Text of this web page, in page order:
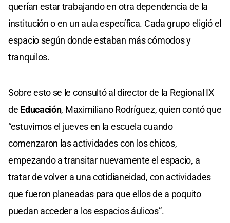
querían estar trabajando en otra dependencia de la
institución o en un aula específica. Cada grupo eligió el
espacio según donde estaban más cómodos y
tranquilos.
Sobre esto se le consultó al director de la Regional IX
de Educación, Maximiliano Rodríguez, quien contó que
“estuvimos el jueves en la escuela cuando
comenzaron las actividades con los chicos,
empezando a transitar nuevamente el espacio, a
tratar de volver a una cotidianeidad, con actividades
que fueron planeadas para que ellos de a poquito
puedan acceder a los espacios áulicos”.